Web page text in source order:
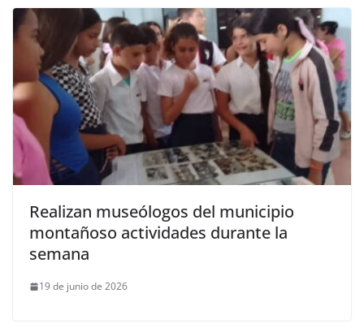
Realizan museólogos del municipio
montañoso actividades durante la
semana
19 de junio de 2026